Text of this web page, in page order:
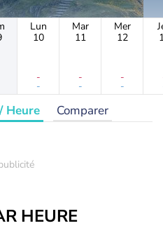
Lun
10
-
-
Mar
11
-
-
Mer
12
-
-
Heure Comparer
HEURE